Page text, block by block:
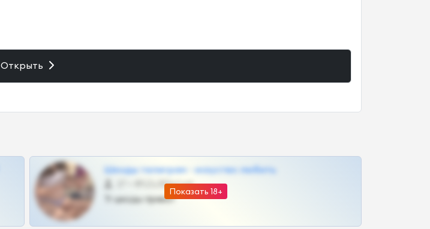
Открыть
Показать 18+
Шкоды телеграм - искуство любить
@SZu3ll3sCatt_bot
Тг шкоды приват